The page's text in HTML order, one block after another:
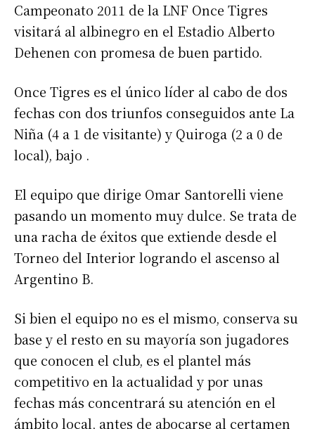
Campeonato 2011 de la LNF Once Tigres
visitará al albinegro en el Estadio Alberto
Dehenen con promesa de buen partido.
Once Tigres es el único líder al cabo de dos
fechas con dos triunfos conseguidos ante La
Niña (4 a 1 de visitante) y Quiroga (2 a 0 de
local), bajo .
El equipo que dirige Omar Santorelli viene
pasando un momento muy dulce. Se trata de
una racha de éxitos que extiende desde el
Torneo del Interior logrando el ascenso al
Argentino B.
Si bien el equipo no es el mismo, conserva su
base y el resto en su mayoría son jugadores
que conocen el club, es el plantel más
competitivo en la actualidad y por unas
fechas más concentrará su atención en el
ámbito local, antes de abocarse al certamen